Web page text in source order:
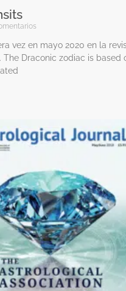
vez en mayo 2020 en la
The Draconic zodiac is based